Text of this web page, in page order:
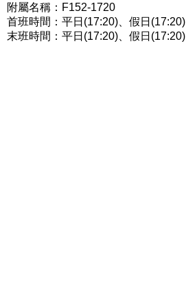
附屬名稱：F152-1720
首班時間：平日(17:20)、假日(17:20)
末班時間：平日(17:20)、假日(17:20)